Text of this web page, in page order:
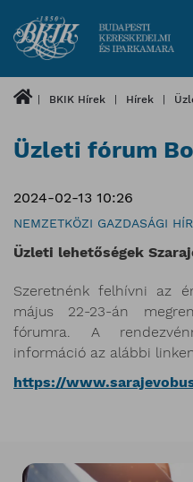
BKIK Hírek Hírek
Üzleti fórum
2024-02-13 10:26
NEMZETKÖZI GAZDASÁGI
Üzleti lehetőségek
Szeretnénk felhívni az
május 22-23-án
fórumra. A
információ az alábbi
https://